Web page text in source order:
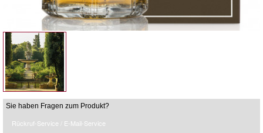
Sie haben Fragen zum Produkt?
Rückruf-Service / E-Mail-Service